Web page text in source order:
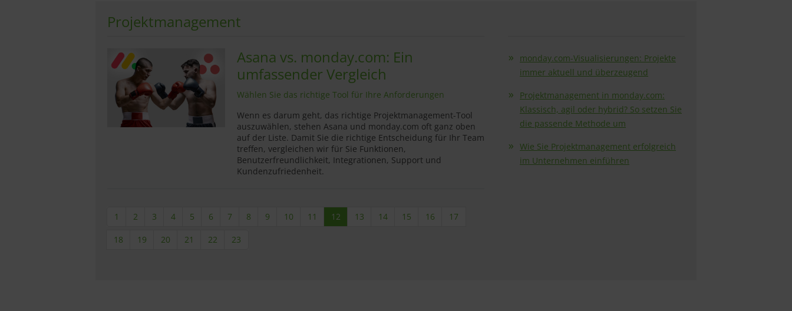
Projektmanagement
Asana vs. monday.com: Ein
umfassender Vergleich
Wählen Sie das richtige Tool für Ihre Anforderungen
Wenn es darum geht, das richtige Projektmanagement-Tool
auszuwählen, stehen Asana und monday.com oft ganz oben
auf der Liste. Damit Sie die richtige Entscheidung für Ihr Team
treffen, vergleichen wir für Sie Funktionen,
Benutzerfreundlichkeit, Integrationen, Support und
Kundenzufriedenheit.
1 2 3 4 5 6 7 8 9 10 11 12 13 14 15 16 17
18 19 20 21 22 23
monday.com-Visualisierungen: Projekte
immer aktuell und überzeugend
Projektmanagement in monday.com:
Klassisch, agil oder hybrid? So setzen Sie
die passende Methode um
Wie Sie Projektmanagement erfolgreich
im Unternehmen einführen